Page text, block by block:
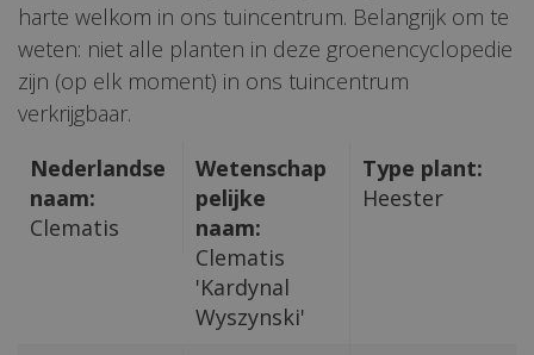
harte welkom in ons tuincentrum. Belangrijk om te
weten: niet alle planten in deze groenencyclopedie
zijn (op elk moment) in ons tuincentrum
verkrijgbaar.
Nederlandse
naam:
Clematis
Wetenschap
pelijke
naam:
Clematis
'Kardynal
Wyszynski'
Type plant:
Heester